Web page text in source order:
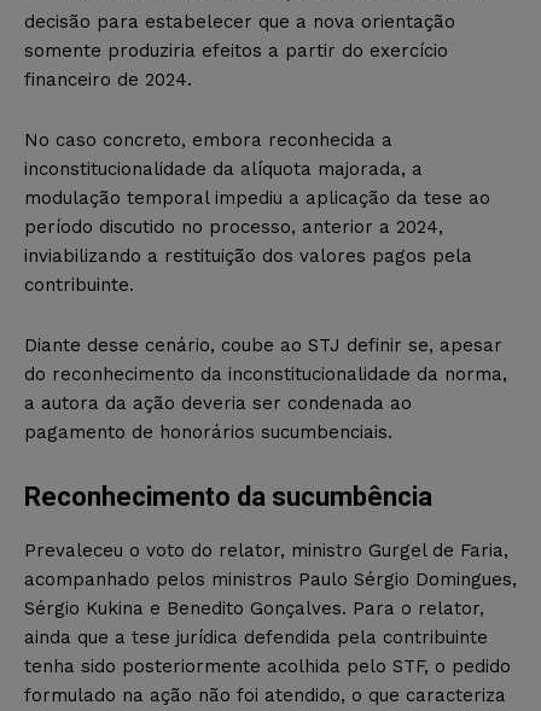
decisão para estabelecer que a nova orientação
somente produziria efeitos a partir do exercício
financeiro de 2024.
No caso concreto, embora reconhecida a
inconstitucionalidade da alíquota majorada, a
modulação temporal impediu a aplicação da tese ao
período discutido no processo, anterior a 2024,
inviabilizando a restituição dos valores pagos pela
contribuinte.
Diante desse cenário, coube ao STJ definir se, apesar
do reconhecimento da inconstitucionalidade da norma,
a autora da ação deveria ser condenada ao
pagamento de honorários sucumbenciais.
Reconhecimento da sucumbência
Prevaleceu o voto do relator, ministro Gurgel de Faria,
acompanhado pelos ministros Paulo Sérgio Domingues,
Sérgio Kukina e Benedito Gonçalves. Para o relator,
ainda que a tese jurídica defendida pela contribuinte
tenha sido posteriormente acolhida pelo STF, o pedido
formulado na ação não foi atendido, o que caracteriza